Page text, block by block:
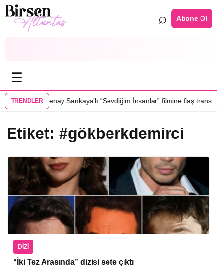
⌕ Abone Ol
☰
TRENDLER
•Serenay Sarıkaya’lı “Sevdiğim İnsanlar” filmine flaş transfer,
Etiket: #gökberkdemirci
DIZI
“İki Tez Arasında” dizisi sete çıktı